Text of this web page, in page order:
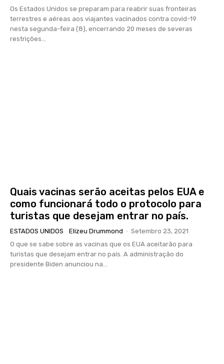
Os Estados Unidos se preparam para reabrir suas fronteiras
terrestres e aéreas aos viajantes vacinados contra covid-19
nesta segunda-feira (8), encerrando 20 meses de severas
restrições...
Quais vacinas serão aceitas pelos EUA e
como funcionará todo o protocolo para
turistas que desejam entrar no país.
ESTADOS UNIDOS Elizeu Drummond - Setembro 23, 2021
O que se sabe sobre as vacinas que os EUA aceitarão para
turistas que desejam entrar no país. A administração do
presidente Biden anunciou na...